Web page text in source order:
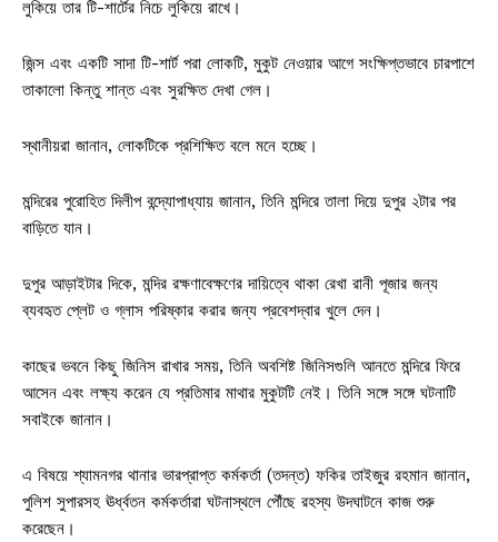
লুকিয়ে তার টি-শার্টের নিচে লুকিয়ে রাখে।
জিন্স এবং একটি সাদা টি-শার্ট পরা লোকটি, মুকুট নেওয়ার আগে সংক্ষিপ্তভাবে চারপাশে
তাকালো কিন্তু শান্ত এবং সুরক্ষিত দেখা গেল।
স্থানীয়রা জানান, লোকটিকে প্রশিক্ষিত বলে মনে হচ্ছে।
মন্দিরের পুরোহিত দিলীপ বন্দ্যোপাধ্যায় জানান, তিনি মন্দিরে তালা দিয়ে দুপুর ২টার পর
বাড়িতে যান।
দুপুর আড়াইটার দিকে, মন্দির রক্ষণাবেক্ষণের দায়িত্বে থাকা রেখা রানী পূজার জন্য
ব্যবহৃত প্লেট ও ​​গ্লাস পরিষ্কার করার জন্য প্রবেশদ্বার খুলে দেন।
কাছের ভবনে কিছু জিনিস রাখার সময়, তিনি অবশিষ্ট জিনিসগুলি আনতে মন্দিরে ফিরে
আসেন এবং লক্ষ্য করেন যে প্রতিমার মাথার মুকুটটি নেই। তিনি সঙ্গে সঙ্গে ঘটনাটি
সবাইকে জানান।
এ বিষয়ে শ্যামনগর থানার ভারপ্রাপ্ত কর্মকর্তা (তদন্ত) ফকির তাইজুর রহমান জানান,
পুলিশ সুপারসহ ঊর্ধ্বতন কর্মকর্তারা ঘটনাস্থলে পৌঁছে রহস্য উদঘাটনে কাজ শুরু
করেছেন।